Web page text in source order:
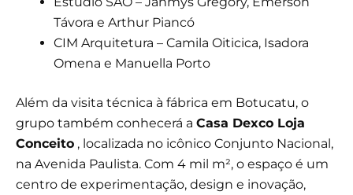
Távora e Arthur Piancó
CIM Arquitetura – Camila Oiticica, Isadora
Omena e Manuella Porto
Além da visita técnica à fábrica em Botucatu, o
grupo também conhecerá a Casa Dexco Loja
Conceito , localizada no icônico Conjunto Nacional,
na Avenida Paulista. Com 4 mil m², o espaço é um
centro de experimentação, design e inovação,